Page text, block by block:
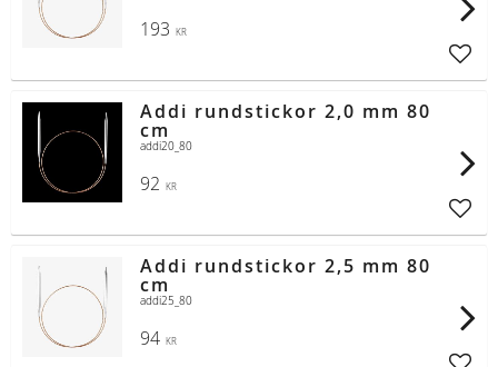
193 KR
Addi rundstickor 2,0 mm 80
cm
addi20_80
92 KR
Addi rundstickor 2,5 mm 80
cm
addi25_80
94 KR